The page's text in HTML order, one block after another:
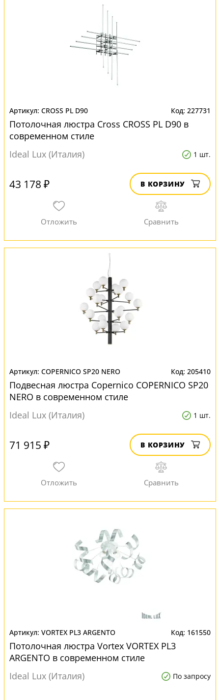
CROSS PL D90 227731
Потолочная люстра Cross CROSS PL D90 в
современном стиле
Ideal Lux (Италия)
1 шт.
43 178 ₽ В КОРЗИНУ
COPERNICO SP20 NERO 205410
Подвесная люстра Copernico COPERNICO SP20
NERO в современном стиле
Ideal Lux (Италия)
1 шт.
71 915 ₽ В КОРЗИНУ
VORTEX PL3 ARGENTO 161550
Потолочная люстра Vortex VORTEX PL3
ARGENTO в современном стиле
Ideal Lux (Италия)
По запросу